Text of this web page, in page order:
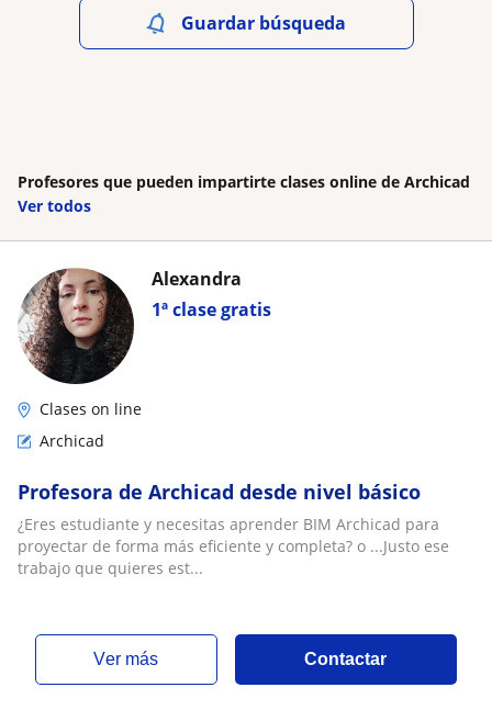
Guardar búsqueda
Profesores que pueden impartirte clases online de Archicad
Ver todos
1ª clase gratis
Alexandra
Clases on line
Archicad
Profesora de Archicad desde nivel básico
¿Eres estudiante y necesitas aprender BIM Archicad para
proyectar de forma más eficiente y completa? o ...Justo ese
trabajo que quieres est...
ver más Contactar